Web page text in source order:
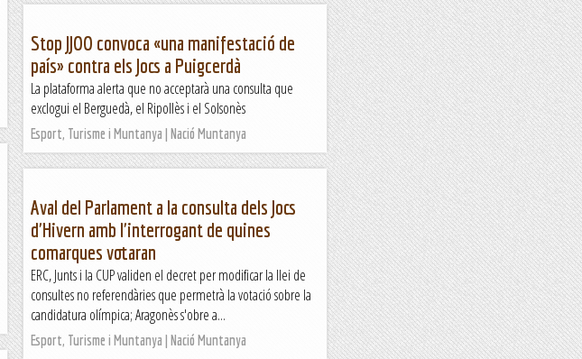
Stop JJOO convoca «una manifestació de
país» contra els Jocs a Puigcerdà
La plataforma alerta que no acceptarà una consulta que
exclogui el Berguedà, el Ripollès i el Solsonès
Esport, Turisme i Muntanya | Nació Muntanya
Aval del Parlament a la consulta dels Jocs
d'Hivern amb l'interrogant de quines
comarques votaran
ERC, Junts i la CUP validen el decret per modificar la llei de
consultes no referendàries que permetrà la votació sobre la
candidatura olímpica; Aragonès s'obre a...
Esport, Turisme i Muntanya | Nació Muntanya